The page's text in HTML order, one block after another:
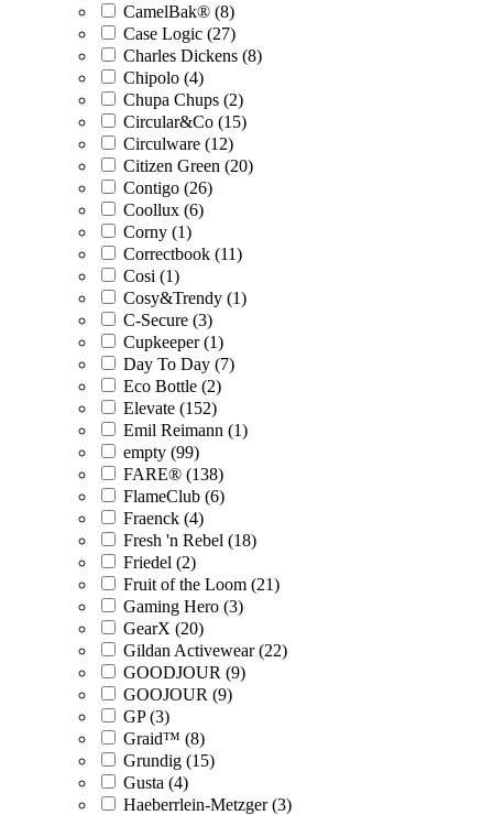
CamelBak® (8)
Case Logic (27)
Charles Dickens (8)
Chipolo (4)
Chupa Chups (2)
Circular&Co (15)
Circulware (12)
Citizen Green (20)
Contigo (26)
Coollux (6)
Corny (1)
Correctbook (11)
Cosi (1)
Cosy&Trendy (1)
C-Secure (3)
Cupkeeper (1)
Day To Day (7)
Eco Bottle (2)
Elevate (152)
Emil Reimann (1)
empty (99)
FARE® (138)
FlameClub (6)
Fraenck (4)
Fresh 'n Rebel (18)
Friedel (2)
Fruit of the Loom (21)
Gaming Hero (3)
GearX (20)
Gildan Activewear (22)
GOODJOUR (9)
GOOJOUR (9)
GP (3)
Graid™ (8)
Grundig (15)
Gusta (4)
Haeberrlein-Metzger (3)